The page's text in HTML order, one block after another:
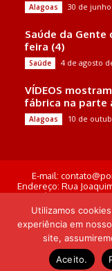
Alagoas 30 de
Saúde da
feira (4)
Saúde 4 de agosto
VÍDEOS
fábrica na parte
Alagoas 10 de
E-mail:
Endereço: Rua Joaquim
Maceió, Alagoas .
©
Utilizamos
experiência em
site,
Aceito.